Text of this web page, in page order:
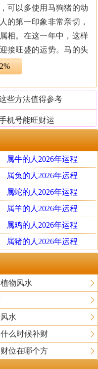
以多使用马狗猪的动
的第一印象非常亲切，
相。在这一年中，这样
接旺盛的运势。马的头
来憨厚老实，猪的头像
能让人的财运有所好
高渴望的人来说，在
的，可以让自身的求财
身的财运。
远都不会过时，这类
勃的朝气，让人看到的
的花卉植物会给人带来
图片很适合用来当作微
好运气。
用老虎作为头像，看
人一种威严霸气的感
一年中将会虎虎生威，
运。
些方法值得参考
机号能旺财运
属牛的人2026年运程
属兔的人2026年运程
属蛇的人2026年运程
属羊的人2026年运程
属鸡的人2026年运程
属猪的人2026年运程
物风水
水
么时候补财
位在哪个方